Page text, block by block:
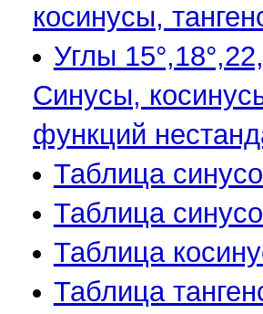
косинусы,
Углы
Синусы,
функций
Таблица
Таблица
Таблица
Таблица